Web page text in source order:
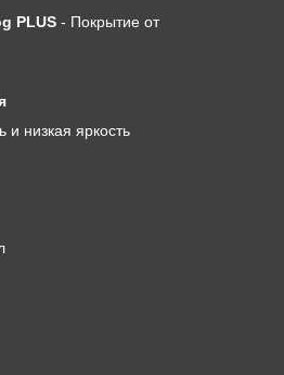
PLUS - Покрытие от
и низкая яркость